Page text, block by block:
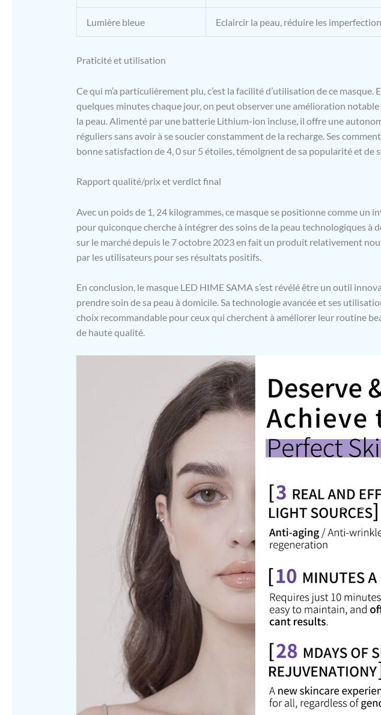
Lumière bleue Eclaircir la peau, réduire les
Praticité et utilisation
Ce qui m’a particulièrement plu, c’est la facilité d’utilisation de ce
quelques minutes chaque jour, on peut observer une amélioration notable
la peau. Alimenté par une batterie Lithium-ion incluse, il offre une
réguliers sans avoir à se soucier constamment de la recharge. Ses
bonne satisfaction de 4, 0 sur 5 étoiles, témoignent de sa popularité et de
Rapport qualité/prix et verdict final
Avec un poids de 1, 24 kilogrammes, ce masque se positionne comme un
pour quiconque cherche à intégrer des soins de la peau technologiques à
sur le marché depuis le 7 octobre 2023 en fait un produit relativement
par les utilisateurs pour ses résultats positifs.
En conclusion, le masque LED HIME SAMA s’est révélé être un outil
prendre soin de sa peau à domicile. Sa technologie avancée et ses
choix recommandable pour ceux qui cherchent à améliorer leur routine
de haute qualité.